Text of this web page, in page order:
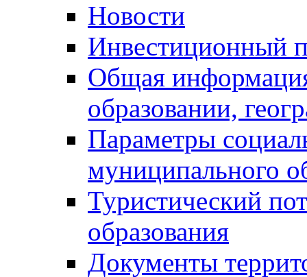
Новости
Инвестиционный
Общая
образовании,
Параметры
муниципального
Туристический
образования
Документы